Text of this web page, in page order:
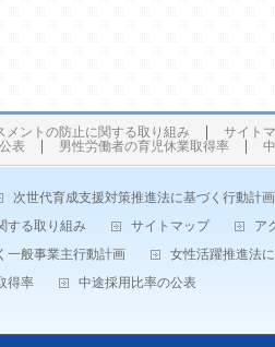
メントの防止に関する取り組み サイト
表 男性労働者の育児休業取得率
次世代育成支援対策推進法に基づく行動計画
する取り組み
サイトマップ
ア
一般事業主行動計画
女性活躍推進法
得率
中途採用比率の公表